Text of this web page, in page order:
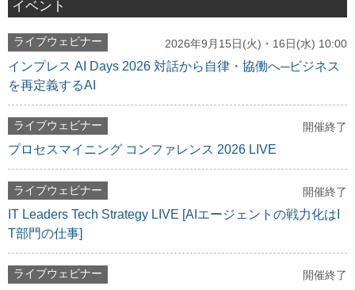
イベント
ライブウェビナー 2026年9月15日(火)・16日(水) 10:00
インプレス AI Days 2026 対話から自律・協働へ─ビジネス
を再定義するAI
ライブウェビナー 開催終了
プロセスマイニング コンファレンス 2026 LIVE
ライブウェビナー 開催終了
IT Leaders Tech Strategy LIVE [AIエージェントの戦力化はI
T部門の仕事]
ライブウェビナー 開催終了